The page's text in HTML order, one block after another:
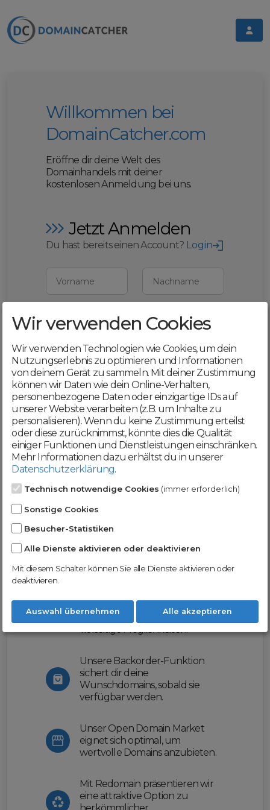
Willkommen bei
DomainCatcher.com
Eröffne dir deine Welt des
Domainhandels mit deiner
kostenlosen Anmeldung bei uns.
Jetzt Anmelden
Du hast bereits einen Account? Login
Vorname Nachname
E-Mail
Mit deiner Registrierung bestätigst du,
dass du dieAGBund
Datenschutzerklärung akzeptierst
Weiter
Werde jetzt Teil der
DomainCatcher-
Community!
Nutze unsere Erfahrung und profitiere
erleichtern wir dir den
Domainhandel und bieten dir
vielseitige Möglichkeiten.
Unsere Backorder-Funktion
sichert dir deine
Wunschdomains, sobald sie
verfügbar werden.
Unser Open Domain Market
eignet sich optimal, um
wertvolle Domains anzubieten.
Mit Redomain präsentieren wir
eine attraktive Option zu
Wir verwenden Cookies
Wir verwenden Technologien wie Cookies, um dein
Nutzungserlebnis zu optimieren und Informationen
von deinem Gerät zu sammeln. Mit deiner Zustimmung
können wir Daten wie dein Online-Verhalten,
personenbezogene Daten oder einzigartige IDs auf
unserer Website verarbeiten (z.B. um Inhalte zu
personalisieren). Wenn du keine Zustimmung erteilst
oder diese zurücknimmst, könnte dies die Qualität
einiger Funktionen und Dienstleistungen einschränken.
Mehr Informationen dazu erhältst du in unserer
Datenschutzerklärung.
Technisch notwendige Cookies (immer erforderlich)
Sonstige Cookies
Besucher-Statistiken
Alle Dienste aktivieren oder deaktivieren
Mit diesem Schalter können Sie alle Dienste aktivieren oder
deaktivieren.
Auswahl übernehmen Alle akzeptieren